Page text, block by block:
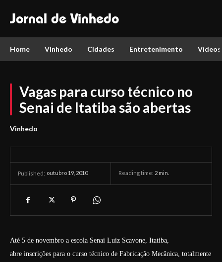
Jornal de Vinhedo
Home Vinhedo Cidades Entretenimento Vídeos
Vagas para curso técnico no
Senai de Itatiba são abertas
Vinhedo
Published: outubro 19, 2010 Reading time: 2 min.
Até 5 de novembro a escola Senai Luiz Scavone, Itatiba,
abre inscrições para o curso técnico de Fabricação Mecânica, totalmente